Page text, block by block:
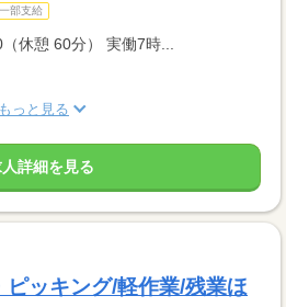
部支給
休憩 60分） 実働7時...
もっと見る
詳細を見る
ッキング/軽作業/残業ほ